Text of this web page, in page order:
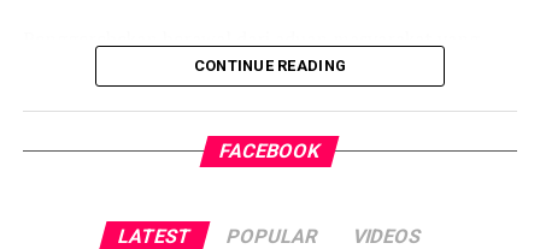
resah terhadap maraknya aktivitas PETI di wilayah
tersebut. Menindaklanjuti laporan itu, Tim Satreskrim
Reskrim IPTU Renly H. Turangan, S.H. bergerak cepat
CONTINUE READING
FACEBOOK
LATEST POPULAR VIDEOS